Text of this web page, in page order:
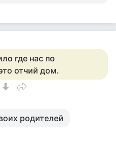
где нас по
отчий дом.
родителей